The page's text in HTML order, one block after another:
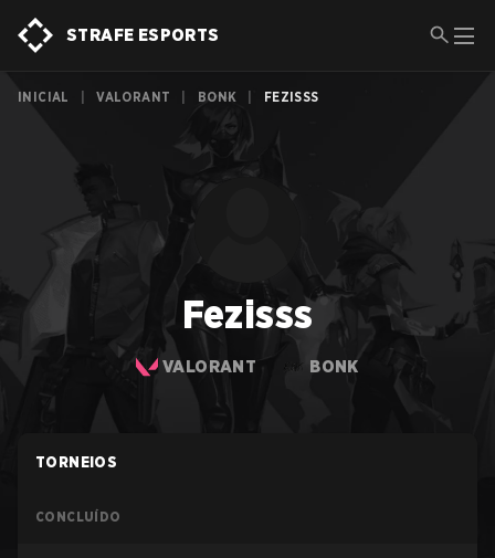
STRAFE ESPORTS
INICIAL VALORANT BONK FEZISSS
Fezisss
VALORANT BONK
TORNEIOS
CONCLUÍDO